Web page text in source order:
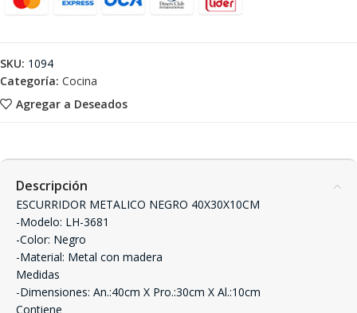
Agregar a Deseados
SKU: 1094
Categoría: Cocina
Descripción
ESCURRIDOR METALICO NEGRO 40X30X10CM
-Modelo: LH-3681
-Color: Negro
-Material: Metal con madera
Medidas
-Dimensiones: An.:40cm X Pro.:30cm X Al.:10cm
Contiene